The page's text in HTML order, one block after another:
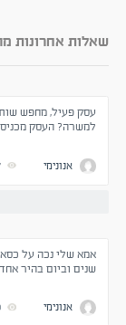
שאלות אחרונות
עסק פעיל, מחפש
למשרה? העסק מכניס כ-20 אלף ש"ח נטו
אנונימי
אמא שלי נכה על
שנים וביום בהיר
יכולה לעשות, נאמר
לנעשה.. השיפוץ
אנונימי